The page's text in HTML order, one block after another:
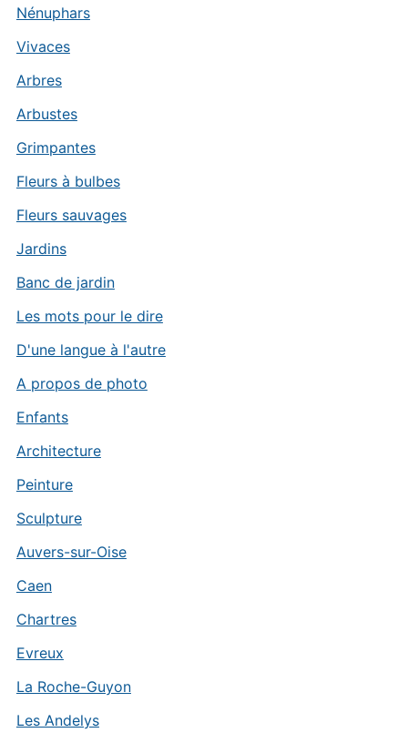
Nénuphars
Vivaces
Arbres
Arbustes
Grimpantes
Fleurs à bulbes
Fleurs sauvages
Jardins
Banc de jardin
Les mots pour le dire
D'une langue à l'autre
A propos de photo
Enfants
Architecture
Peinture
Sculpture
Auvers-sur-Oise
Caen
Chartres
Evreux
La Roche-Guyon
Les Andelys